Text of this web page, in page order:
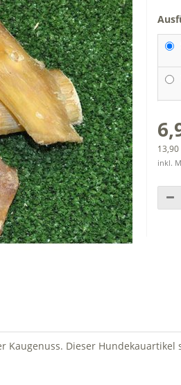
inkl.
Kaugenuss. Dieser